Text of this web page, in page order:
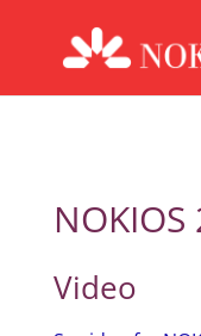
Video